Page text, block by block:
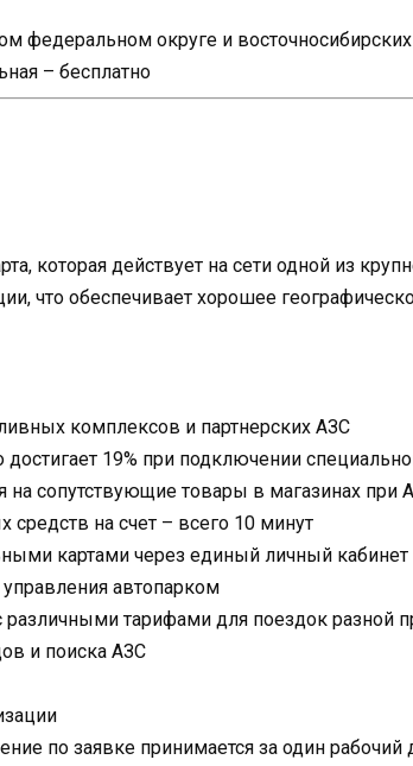
федеральном округе и
– бесплатно
которая действует на сети одной из
что обеспечивает хорошее
комплексов и партнерских АЗС
19% при подключении
на сопутствующие товары в магазинах при
на счет – всего 10 минут
картами через единый личный кабинет
автопарком
тарифами для поездок разной
и поиска АЗС
по заявке принимается за один рабочий